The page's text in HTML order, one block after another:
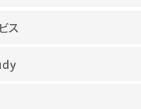
ス
ンアップグループが選ばれる理由